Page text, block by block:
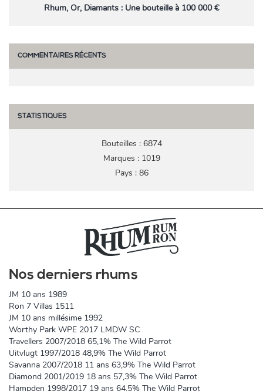
Rhum, Or, Diamants : Une bouteille à 100 000 €
COMMENTAIRES RÉCENTS
STATISTIQUES
Bouteilles : 6874
Marques : 1019
Pays : 86
Nos derniers rhums
JM 10 ans 1989
Ron 7 Villas 1511
JM 10 ans millésime 1992
Worthy Park WPE 2017 LMDW SC
Travellers 2007/2018 65,1% The Wild Parrot
Uitvlugt 1997/2018 48,9% The Wild Parrot
Savanna 2007/2018 11 ans 63,9% The Wild Parrot
Diamond 2001/2019 18 ans 57,3% The Wild Parrot
Hampden 1998/2017 19 ans 64,5% The Wild Parrot